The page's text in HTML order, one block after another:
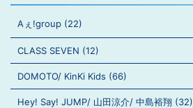
Aぇ!group (22)
CLASS SEVEN (12)
DOMOTO/ KinKi Kids (66)
Hey! Say! JUMP/ 山田涼介/ 中島裕翔 (32)